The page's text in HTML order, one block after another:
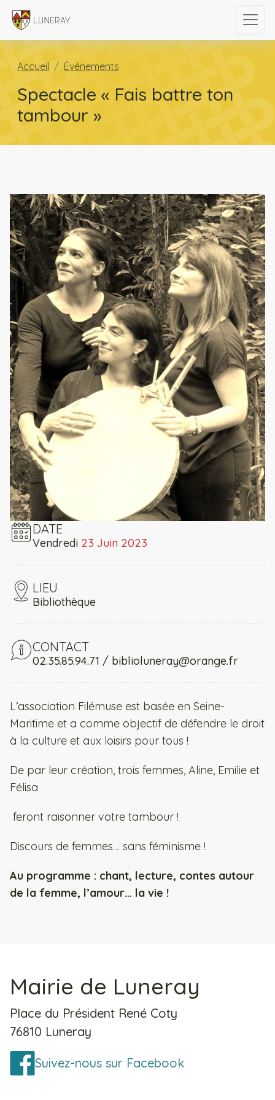
Accueil Événements
Spectacle « Fais battre ton
tambour »
DATE
Vendredi 23 Juin 2023
LIEU
Bibliothèque
CONTACT
02.35.85.94.71 / biblioluneray@orange.fr
L’association Filémuse est basée en Seine-
Maritime et a comme objectif de défendre le droit
à la culture et aux loisirs pour tous !
De par leur création, trois femmes, Aline, Emilie et
Félisa
feront raisonner votre tambour !
Discours de femmes… sans féminisme !
Au programme : chant, lecture, contes autour
de la femme, l’amour… la vie !
Mairie de Luneray
Place du Président René Coty
76810 Luneray
Suivez-nous sur Facebook